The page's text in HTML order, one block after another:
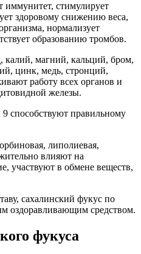
иммунитет, стимулирует
здоровому снижению веса,
нормализует
образованию тромбов.
магний, кальций, бром,
цинк, медь, стронций,
работу всех органов и
железы.
способствуют правильному
липолиевая,
влияют на
участвуют в обмене веществ,
сахалинский фукус по
оздоравливающим средством.
фукуса